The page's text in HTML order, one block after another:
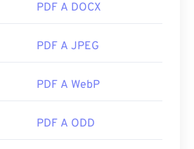
PDF A DOCX
PDF A JPEG
PDF A WebP
PDF A ODD